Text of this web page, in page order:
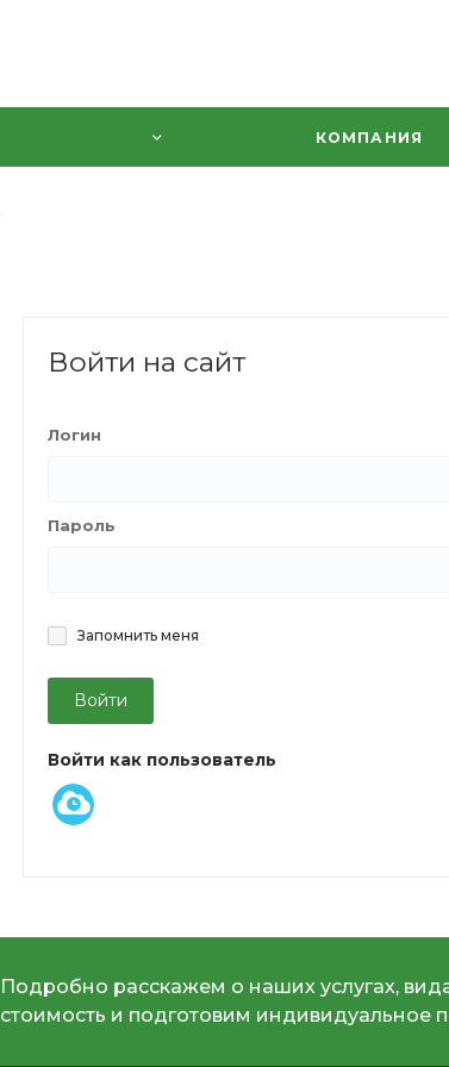
КОМПАНИЯ
Войти на сайт
Логин
Пароль
Запомнить меня
Войти
Войти как пользователь
Подробно расскажем о наших услугах,
стоимость и подготовим индивидуальное